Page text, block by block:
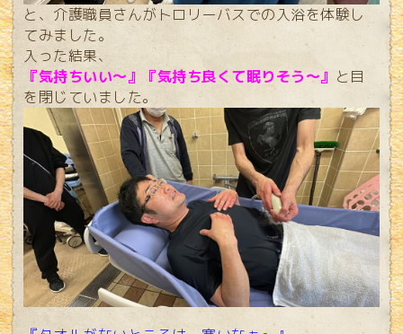
と、介護職員さんがトロリーバスでの入浴を体験し
てみました。
入った結果、
『気持ちいい～』『気持ち良くて眠りそう～』 と目
を閉じていました。